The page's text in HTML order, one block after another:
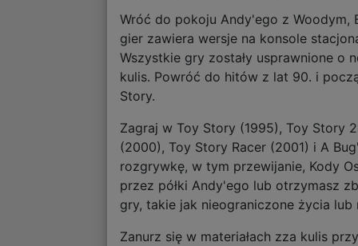
Wróć do pokoju Andy'ego z Woodym,
gier zawiera wersje na konsole
Wszystkie gry zostały usprawnione o
kulis. Powróć do hitów z lat 90. i
Story.
Zagraj w Toy Story (1995), Toy Story
(2000), Toy Story Racer (2001) i A
rozgrywkę, w tym przewijanie, Kody
przez półki Andy'ego lub otrzymasz
gry, takie jak nieograniczone życia
Zanurz się w materiałach zza kulis